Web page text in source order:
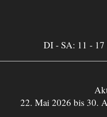
DI - SA: 11 - 17
22. Mai 2026 bis 30.